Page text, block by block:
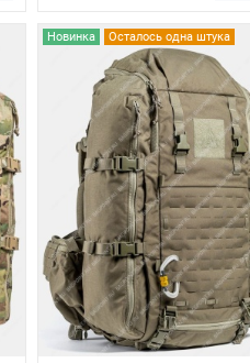
Новинка Осталось одна штука